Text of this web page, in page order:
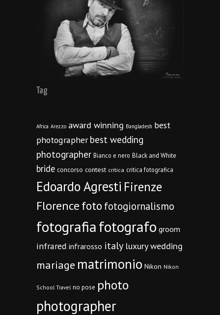
Tag
Africa Arezzo award winning Bangladesh best
photographer best wedding
photographer Bianco e nero Black and White
bride concorso contest critica critica fotografica
Edoardo Agresti Firenze
Florencefoto fotogiornalismo
fotografiafotografo groom
infrared infrarosso italy luxury wedding
mariage matrimonio Nikon Nikon
School Travel no pose photo
photographer